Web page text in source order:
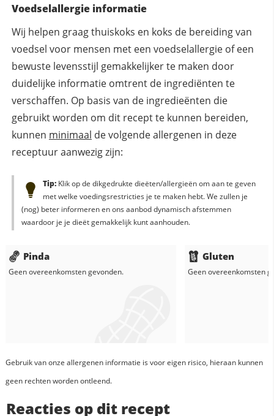
Voedselallergie informatie
Wij helpen graag thuiskoks en koks de bereiding van
voedsel voor mensen met een voedselallergie of een
bewuste levensstijl gemakkelijker te maken door
duidelijke informatie omtrent de ingrediënten te
verschaffen. Op basis van de ingredieënten die
gebruikt worden om dit recept te kunnen bereiden,
kunnen minimaal de volgende allergenen in deze
receptuur aanwezig zijn:
Tip:Klik op de dikgedrukte dieëten/allergieën om aan te geven
met welke voedingsrestricties je te maken hebt. We zullen je
(nog) beter informeren en ons aanbod dynamisch afstemmen
waardoor je je dieët gemakkelijk kunt aanhouden.
Pinda
Geen overeenkomsten gevonden.
Gluten
Geen overeenkomsten
Gebruik van onze allergenen informatie is voor eigen risico, hieraan kunnen
geen rechten worden ontleend.
Reacties op dit recept